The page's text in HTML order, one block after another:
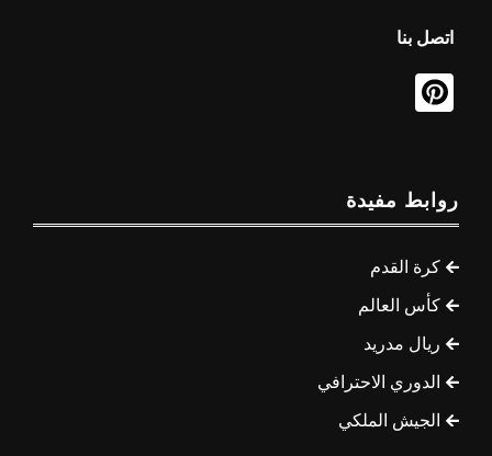
اتصل بنا
روابط مفيدة
كرة القدم
كأس العالم
ريال مدريد
الدوري الاحترافي
الجيش الملكي